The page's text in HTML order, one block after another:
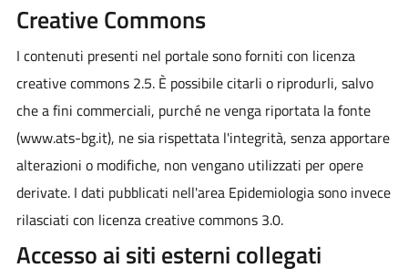
Creative Commons
I contenuti presenti nel portale sono forniti con licenza
creative commons 2.5. È possibile citarli o riprodurli, salvo
che a fini commerciali, purché ne venga riportata la fonte
(www.ats-bg.it), ne sia rispettata l'integrità, senza apportare
alterazioni o modifiche, non vengano utilizzati per opere
derivate. I dati pubblicati nell'area Epidemiologia sono invece
rilasciati con licenza creative commons 3.0.
Accesso ai siti esterni collegati